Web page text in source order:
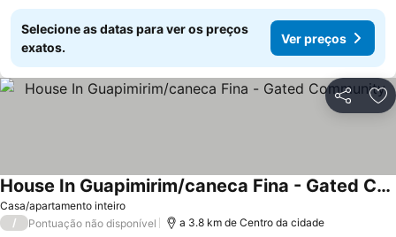
Selecione as datas para ver os preços
exatos.
Ver preços
Partilhar
Casa/apartamento inteiro
House In Guapimirim/caneca Fina - Gated Community
/ Pontuação não disponível a 3.8 km de Centro da cidade